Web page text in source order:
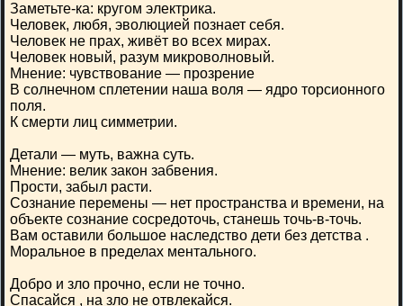
Заметьте-ка: кругом электрика.
Человек, любя, эволюцией познает себя.
Человек не прах, живёт во всех мирах.
Человек новый, разум микроволновый.
Мнение: чувствование — прозрение
В солнечном сплетении наша воля — ядро торсионного
поля.
К смерти лиц симметрии.
Детали — муть, важна суть.
Мнение: велик закон забвения.
Прости, забыл расти.
Сознание перемены — нет пространства и времени, на
объекте сознание сосредоточь, станешь точь-в-точь.
Вам оставили большое наследство дети без детства .
Моральное в пределах ментального.
Добро и зло прочно, если не точно.
Спасайся , на зло не отвлекайся.